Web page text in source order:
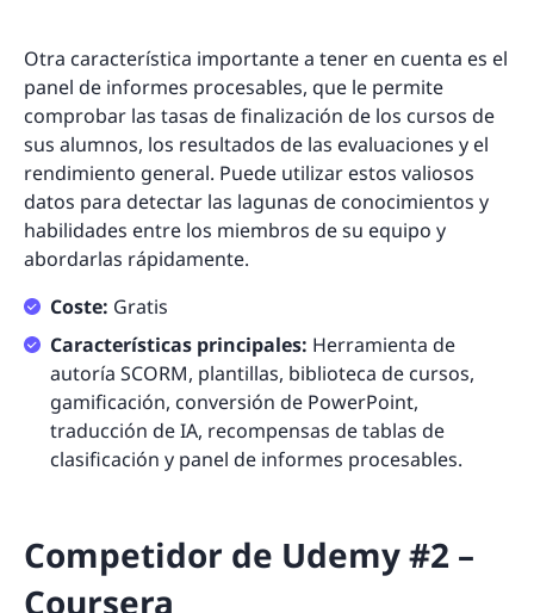
Otra característica importante a tener en cuenta es el
panel de informes procesables, que le permite
comprobar las tasas de finalización de los cursos de
sus alumnos, los resultados de las evaluaciones y el
rendimiento general. Puede utilizar estos valiosos
datos para detectar las lagunas de conocimientos y
habilidades entre los miembros de su equipo y
abordarlas rápidamente.
Coste: Gratis
Características principales: Herramienta de
autoría SCORM, plantillas, biblioteca de cursos,
gamificación, conversión de PowerPoint,
traducción de IA, recompensas de tablas de
clasificación y panel de informes procesables.
Competidor de Udemy #2 –
Coursera